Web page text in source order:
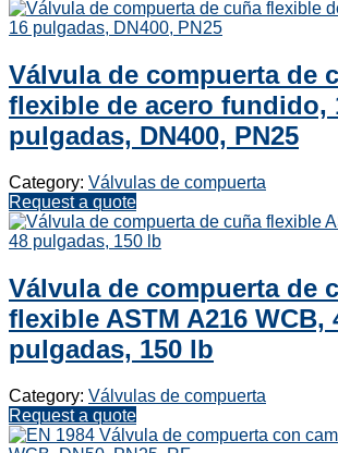
Válvula de compuerta de
flexible de acero fundido,
pulgadas, DN400, PN25
Category: Válvulas de compuerta
Request a quote
Válvula de compuerta de
flexible ASTM A216 WCB,
pulgadas, 150 lb
Category: Válvulas de compuerta
Request a quote